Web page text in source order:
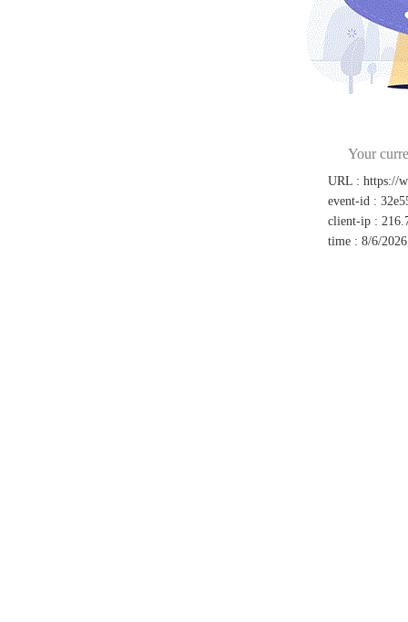
Your
URL : https://
event-id :
client-ip :
time : 8/6/